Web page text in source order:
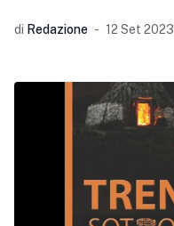
di Redazione 12 Set 2023